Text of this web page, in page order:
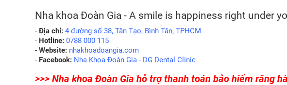
Nha khoa Đoàn Gia - A smile is happiness right under
- Địa chỉ: 4 đường số 38, Tân Tạo, Bình Tân, TPHCM
- Hotline: 0788 000 115
- Website: nhakhoadoangia.com
- Facebook: Nha Khoa Đoàn Gia - DG Dental Clinic
>>> Nha khoa Đoàn Gia hỗ trợ thanh toán bảo hiểm răng